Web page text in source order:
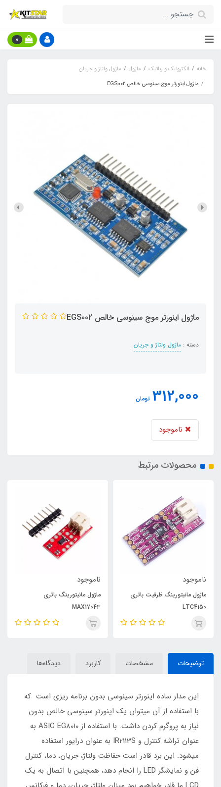
0
خانه الکترونیک و رباتیک ماژول
ماژول ولتاژ و جریان
ماژول اینورتر موج سینوسی خالص EGS002
ماژول اینورتر موج سینوسی خالص EGS002
دسته : ماژول ولتاژ و جریان
312,000 تومان
ناموجود
محصولات مرتبط
ناموجود
ماژول مانیتورینگ ظرفیت باتری
LTC4150
ناموجود
ماژول مانیتورینگ باتری
MAX17043
توضیحات مشخصات کاربرد دیدگاه‌ها
این مدار ساده اینورتر سینوسی بدون برنامه ریزی است که
با استفاده از آن میتوان یک اینورتر سینوسی خالص بدون
نیاز به پروگرم کردن داشت. با استفاده از ASIC EG8010 به
عنوان تراشه کنترل و IR2113S به عنوان درایور استفاده
میشود. این برد قادر است حفاظت ولتاژ، جریان، دما، کنترل
فن و نمایشگر LED را انجام دهد، همچنین با اتصال به یک